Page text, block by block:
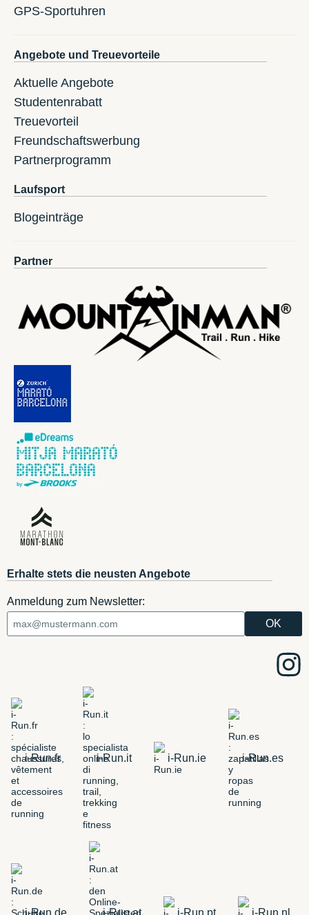
GPS-Sportuhren
Angebote und Treuevorteile
Aktuelle Angebote
Studentenrabatt
Treuevorteil
Freundschaftswerbung
Partnerprogramm
Laufsport
Blogeinträge
Partner
Erhalte stets die neusten Angebote
Anmeldung zum Newsletter:
i-Run.fr i-Run.it i-Run.ie i-Run.es
i-Run.de i-Run.at i-Run.pt i-Run.nl